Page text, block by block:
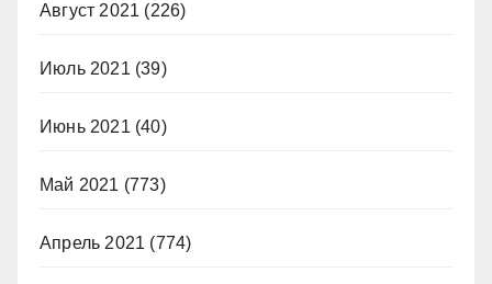
Август 2021 (226)
Июль 2021 (39)
Июнь 2021 (40)
Май 2021 (773)
Апрель 2021 (774)